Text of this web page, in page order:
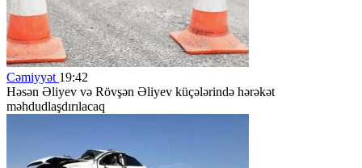
Cəmiyyət 19:42
Həsən Əliyev və Rövşən Əliyev küçələrində hərəkət
məhdudlaşdırılacaq